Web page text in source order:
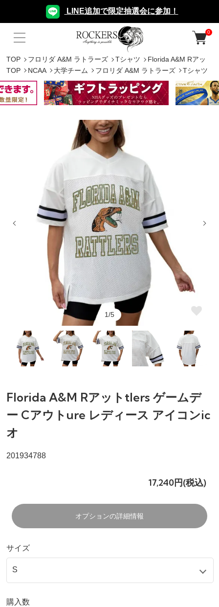
LINE追加で限定抽選会に参加！
0
TOP フロリダ A&M ラトラーズ Tシャツ
Florida A&M Rアッ
TOP
NCAA 大学チーム フロリダ A&M ラトラーズ Tシャツ
1/5
Florida A&M Rアットtlers ゲームデ
ー Cアウトure レディース アイコンic
オ
201934788
17,240円(税込)
オプションの詳細情報
サイズ
購入数